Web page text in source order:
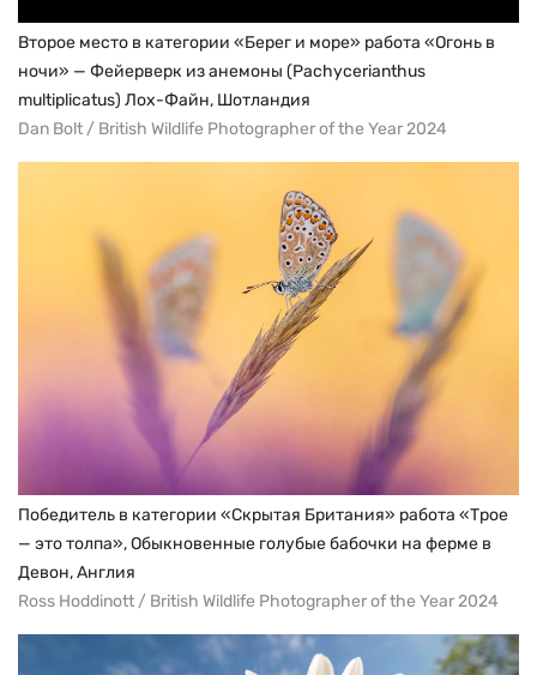
Второе место в категории «Берег и море» работа «Огонь в
ночи» — Фейерверк из анемоны (Pachycerianthus
multiplicatus) Лох-Файн, Шотландия
Dan Bolt / British Wildlife Photographer of the Year 2024
Победитель в категории «Скрытая Британия» работа «Трое
— это толпа», Обыкновенные голубые бабочки на ферме в
Девон, Англия
Ross Hoddinott / British Wildlife Photographer of the Year 2024